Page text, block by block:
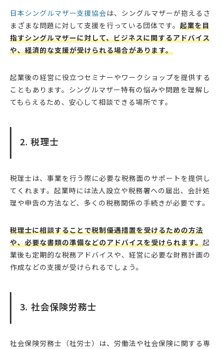
日本シングルマザー支援協会は、シングルマザーが抱えるさ
まざまな問題に対して支援を行っている団体です。 起業を目
指すシングルマザーに対して、ビジネスに関するアドバイス
や、経済的な支援が受けられる場合があります。
起業後の経営に役立つセミナーやワークショップを提供する
こともあります。シングルマザー特有の悩みや問題を理解し
てもらえるため、安心して相談できる場所です。
2. 税理士
税理士は、事業を行う際に必要な税務面のサポートを提供し
てくれます。起業時には法人設立や税務署への届出、会計処
理や申告の方法など、多くの税務関係の手続きが必要です。
税理士に相談することで税制優遇措置を受けるための方法
や、必要な書類の準備などのアドバイスを受けられます。起
業後も定期的な税務アドバイスや、経営に必要な財務計画の
作成などの支援が受けられるでしょう。
3. 社会保険労務士
社会保険労務士（社労士）は、労働法や社会保険に関する専